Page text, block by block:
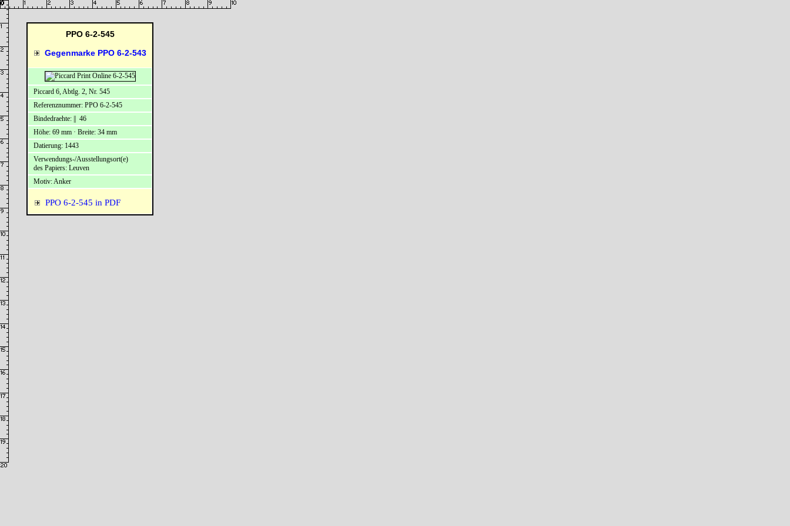
PPO 6-2-545
Gegenmarke PPO 6-2-543
PPO 6-2-545 in PDF
Piccard 6, Abtlg. 2, Nr. 545
Referenznummer: PPO 6-2-545
Bindedraehte: || 46
Höhe: 69 mm · Breite: 34 mm
Datierung: 1443
Verwendungs-/Ausstellungsort(e)
des Papiers: Leuven
Motiv: Anker